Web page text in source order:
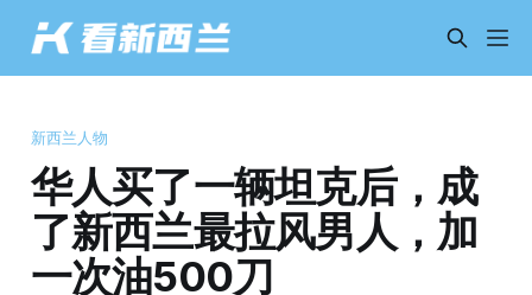
新西兰人物
华人买了一辆坦克后，成
了新西兰最拉风男人，加
一次油500刀